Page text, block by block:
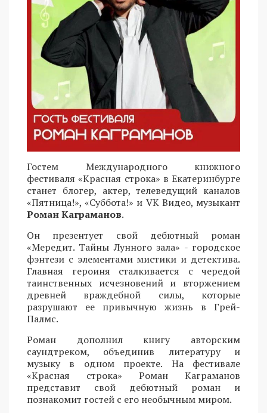
Гостем Международного книжного
фестиваля «Красная строка» в Екатеринбурге
станет блогер, актер, телеведущий каналов
«Пятница!», «Суббота!» и VK Видео, музыкант
Роман Каграманов.
Он презентует свой дебютный роман
«Мередит. Тайны Лунного зала» - городское
фэнтези с элементами мистики и детектива.
Главная героиня сталкивается с чередой
таинственных исчезновений и вторжением
древней враждебной силы, которые
разрушают ее привычную жизнь в Грей-
Палмс.
Роман дополнил книгу авторским
саундтреком, объединив литературу и
музыку в одном проекте. На фестивале
«Красная строка» Роман Каграманов
представит свой дебютный роман и
познакомит гостей с его необычным миром.